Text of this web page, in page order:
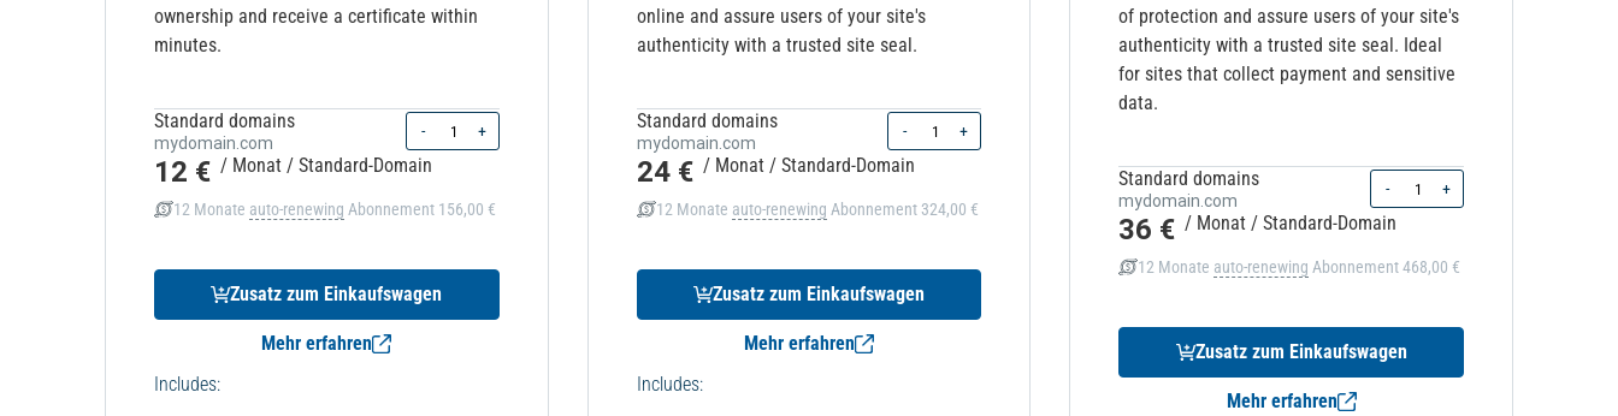
ownership and receive a certificate within
minutes.
Standard domains
mydomain.com
- +
12 € / Monat / Standard-Domain
12 Monate auto-renewing Abonnement 156,00 €
Zusatz zum Einkaufswagen
Mehr erfahren
Includes:
online and assure users of your site's
authenticity with a trusted site seal.
Standard domains
mydomain.com
- +
24 € / Monat / Standard-Domain
12 Monate auto-renewing Abonnement 324,00 €
Zusatz zum Einkaufswagen
Mehr erfahren
Includes:
of protection and assure users of your site's
authenticity with a trusted site seal. Ideal
for sites that collect payment and sensitive
data.
Standard domains
mydomain.com
- +
36 € / Monat / Standard-Domain
12 Monate auto-renewing Abonnement 468,00 €
Zusatz zum Einkaufswagen
Mehr erfahren